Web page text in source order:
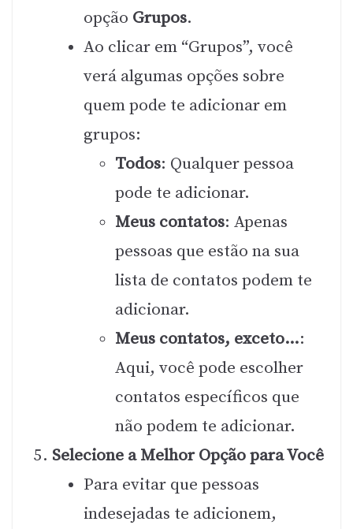
opção Grupos.
Ao clicar em “Grupos”, você
verá algumas opções sobre
quem pode te adicionar em
grupos:
Todos: Qualquer pessoa
pode te adicionar.
Meus contatos: Apenas
pessoas que estão na sua
lista de contatos podem te
adicionar.
Meus contatos, exceto…:
Aqui, você pode escolher
contatos específicos que
não podem te adicionar.
Selecione a Melhor Opção para Você
Para evitar que pessoas
indesejadas te adicionem,